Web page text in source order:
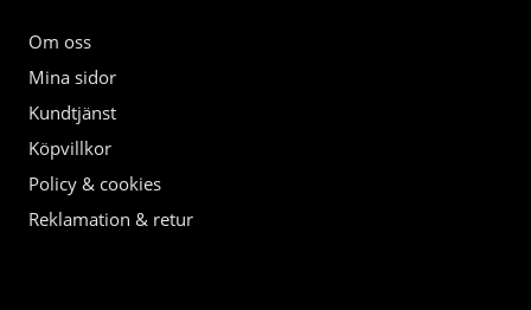
Om oss
Mina sidor
Kundtjänst
Köpvillkor
Policy & cookies
Reklamation & retur